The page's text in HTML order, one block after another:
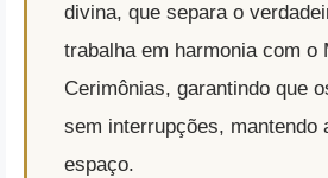
divina, que separa o
trabalha em harmonia com o
Cerimônias, garantindo que
sem interrupções, mantendo
espaço.